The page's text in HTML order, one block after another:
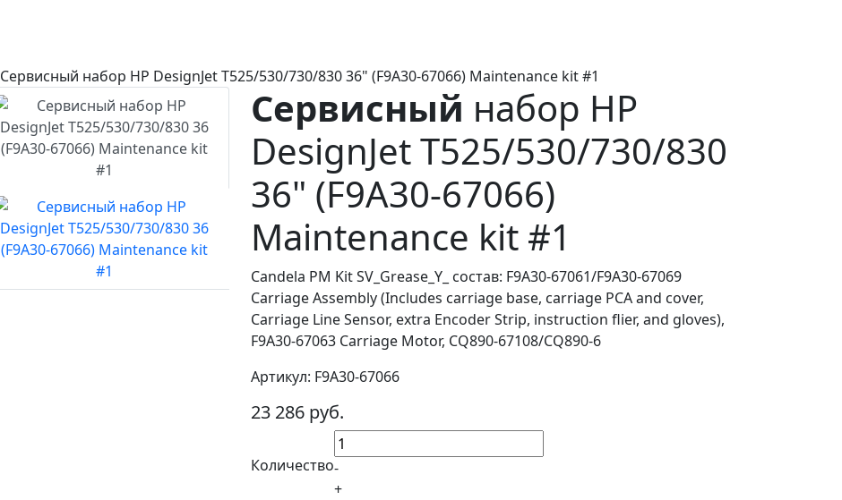
Сервисный набор HP DesignJet T525/530/730/830 36" (F9A30-67066) Maintenance kit #1
Сервисный набор HP
DesignJet T525/530/730/830
36" (F9A30-67066)
Maintenance kit #1
Candela PM Kit SV_Grease_Y_ состав: F9A30-67061/F9A30-67069
Carriage Assembly (Includes carriage base, carriage PCA and cover,
Carriage Line Sensor, extra Encoder Strip, instruction flier, and gloves),
F9A30-67063 Carriage Motor, CQ890-67108/CQ890-6
Артикул: F9A30-67066
23 286 руб.
Количество-
+